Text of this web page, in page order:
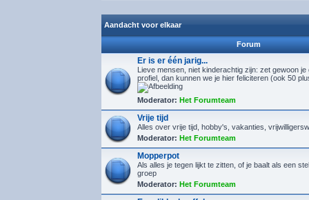
Aandacht voor elkaar
Forum
Er is er één jarig...
Lieve mensen, niet kinderachtig zijn: zet gewoon je
profiel, dan kunnen we je hier feliciteren (ook 50
Moderator: Het Forumteam
Vrije tijd
Alles over vrije tijd, hobby's, vakanties,
Moderator: Het Forumteam
Mopperpot
Als alles je tegen lijkt te zitten, of je baalt als een
groep
Moderator: Het Forumteam